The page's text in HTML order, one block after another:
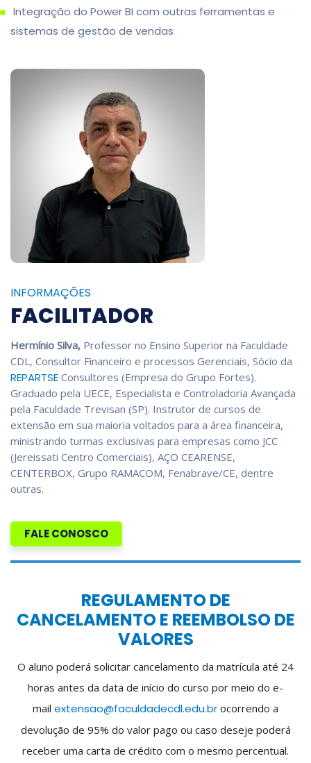
Integração do Power BI com outras ferramentas e
sistemas de gestão de vendas
INFORMAÇÕES
FACILITADOR
Hermínio Silva, Professor no Ensino Superior na Faculdade
CDL, Consultor Financeiro e processos Gerenciais, Sócio da
REPARTSE Consultores (Empresa do Grupo Fortes).
Graduado pela UECE, Especialista e Controladoria Avançada
pela Faculdade Trevisan (SP). Instrutor de cursos de
extensão em sua maioria voltados para a área financeira,
ministrando turmas exclusivas para empresas como JCC
(Jereissati Centro Comerciais), AÇO CEARENSE,
CENTERBOX, Grupo RAMACOM, Fenabrave/CE, dentre
outras.
FALE CONOSCO
REGULAMENTO DE
CANCELAMENTO E REEMBOLSO DE
VALORES
O aluno poderá solicitar cancelamento da matrícula até 24
horas antes da data de início do curso por meio do e-
mail extensao@faculdadecdl.edu.br ocorrendo a
devolução de 95% do valor pago ou caso deseje poderá
receber uma carta de crédito com o mesmo percentual.